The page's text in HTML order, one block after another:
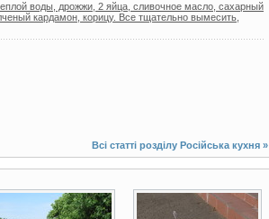
воды, дрожжи, 2 яйца, сливочное масло, сахарный
кардамон, корицу. Все тщательно вымесить,
Всі статті розділу Російська кухня »